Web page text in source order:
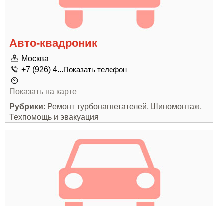
Авто-квадроник
Москва
+7 (926) 4...Показать телефон
Показать на карте
Рубрики: Ремонт турбонагнетателей, Шиномонтаж,
Техпомощь и эвакуация